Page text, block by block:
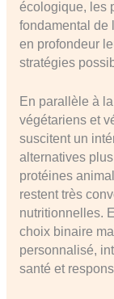
écologique, les
fondamental de
en profondeur
stratégies
En parallèle à
végétariens et
suscitent un
alternatives
protéines
restent très
nutritionnelles.
choix binaire
personnalisé,
santé et